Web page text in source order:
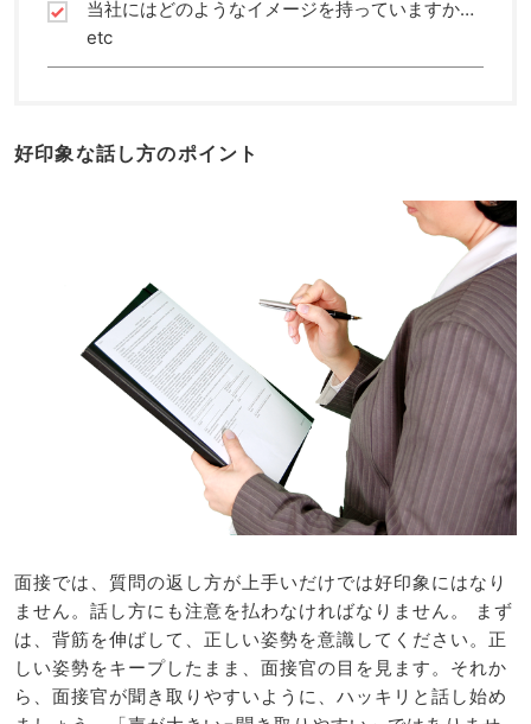
当社にはどのようなイメージを持っていますか…
etc
好印象な話し方のポイント
面接では、質問の返し方が上手いだけでは好印象にはなり
ません。話し方にも注意を払わなければなりません。 まず
は、背筋を伸ばして、正しい姿勢を意識してください。正
しい姿勢をキープしたまま、面接官の目を見ます。それか
ら、面接官が聞き取りやすいように、ハッキリと話し始め